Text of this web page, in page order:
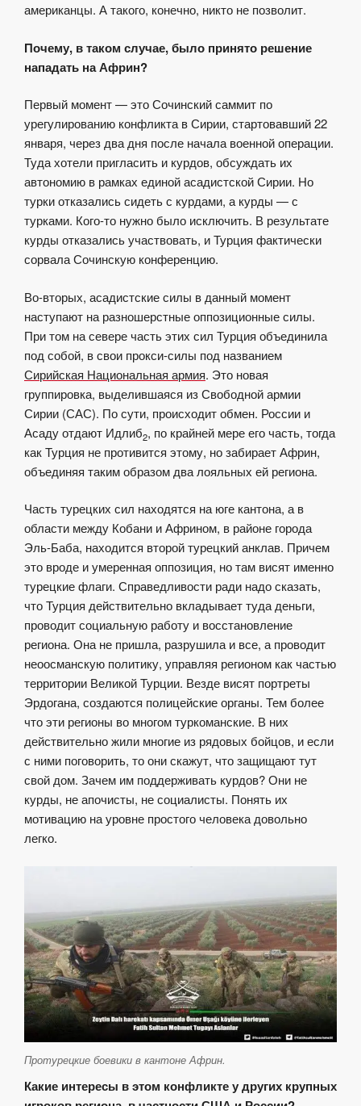
американцы. А такого, конечно, никто не позволит.
Почему, в таком случае, было принято решение
нападать на Африн?
Первый момент — это Сочинский саммит по
урегулированию конфликта в Сирии, стартовавший 22
января, через два дня после начала военной операции.
Туда хотели пригласить и курдов, обсуждать их
автономию в рамках единой асадистской Сирии. Но
турки отказались сидеть с курдами, а курды — с
турками. Кого-то нужно было исключить. В результате
курды отказались участвовать, и Турция фактически
сорвала Сочинскую конференцию.
Во-вторых, асадистские силы в данный момент
наступают на разношерстные оппозиционные силы.
При том на севере часть этих сил Турция объединила
под собой, в свои прокси-силы под названием
Сирийская Национальная армия. Это новая
группировка, выделившаяся из Свободной армии
Сирии (САС). По сути, происходит обмен. России и
Асаду отдают Идлиб2, по крайней мере его часть, тогда
как Турция не противится этому, но забирает Африн,
объединяя таким образом два лояльных ей региона.
Часть турецких сил находятся на юге кантона, а в
области между Кобани и Африном, в районе города
Эль-Баба, находится второй турецкий анклав. Причем
это вроде и умеренная оппозиция, но там висят именно
турецкие флаги. Справедливости ради надо сказать,
что Турция действительно вкладывает туда деньги,
проводит социальную работу и восстановление
региона. Она не пришла, разрушила и все, а проводит
неоосманскую политику, управляя регионом как частью
территории Великой Турции. Везде висят портреты
Эрдогана, создаются полицейские органы. Тем более
что эти регионы во многом туркоманские. В них
действительно жили многие из рядовых бойцов, и если
с ними поговорить, то они скажут, что защищают тут
свой дом. Зачем им поддерживать курдов? Они не
курды, не апочисты, не социалисты. Понять их
мотивацию на уровне простого человека довольно
легко.
Протурецкие боевики в кантоне Африн.
Какие интересы в этом конфликте у других крупных